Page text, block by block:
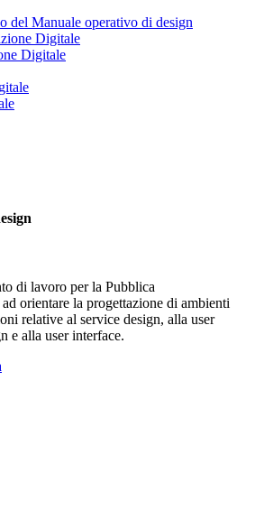
del Manuale operativo di design
Digitale
di lavoro per la Pubblica
orientare la progettazione di ambienti
relative al service design, alla user
e alla user interface.